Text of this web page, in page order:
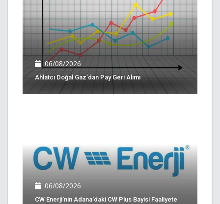
06/08/2026
Ahlatcı Doğal Gaz’dan Pay Geri Alımı
06/08/2026
CW Enerji'nin Adana'daki CW Plus Bayisi Faaliyete